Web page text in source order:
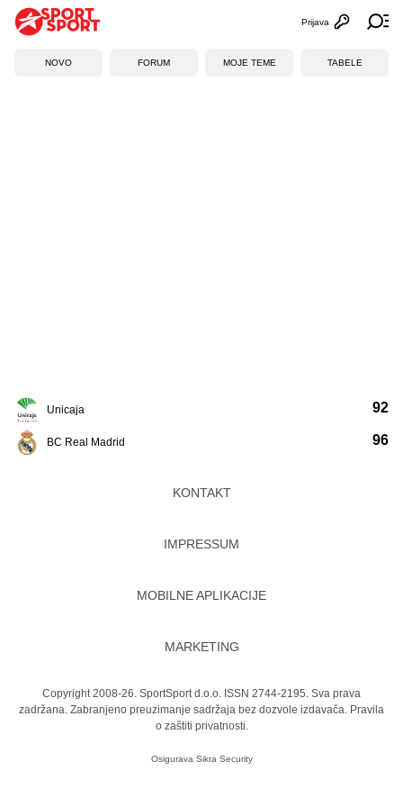
Otvori
Prijava
NOVO FORUM MOJE TEME TABELE
Unicaja
BC Real Madrid
92
96
KONTAKT
IMPRESSUM
MOBILNE APLIKACIJE
MARKETING
Copyright 2008-26. SportSport d.o.o. ISSN 2744-2195. Sva prava
zadržana. Zabranjeno preuzimanje sadržaja bez dozvole izdavača. Pravila
o zaštiti privatnosti.
Osigurava Sikra Security